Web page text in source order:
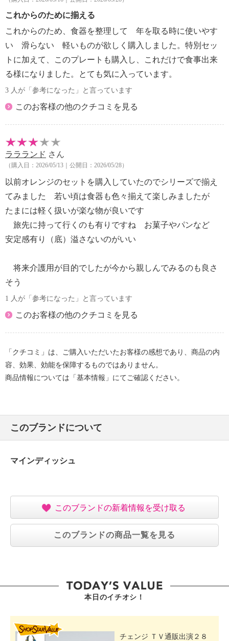
これからのために揃える
これからのため、食器を整理して 年を取る時に使いやす
い 滑らない 軽いものが欲しく購入しました。特別セッ
トに加えて、このプレートも購入し、これだけで食事出来
る様になりました。とても気に入っています。
3 人が「参考になった」と言っています
このお客様の他のクチコミを見る
ララランド さん
（購入日：2026/05/13｜公開日：2026/05/28）
以前オレンジのセットを購入していたのでシリーズで揃え
てみました 若い頃は食器も色々揃えて楽しみましたが
たまには軽く扱いが楽な物が良いです
旅先に持って行くのも有りですね お菓子やパンなど
安定感有り（底）溢さないのがいい
将来介護用が目的でしたが今から親しんでみるのも良さ
そう
1 人が「参考になった」と言っています
このお客様の他のクチコミを見る
「クチコミ」は、ご購入いただいたお客様の感想であり、商品の内
容、効果、効能を保障するものではありません。
商品情報については「基本情報」にてご確認ください。
このブランドについて
マインディッシュ
このブランドの新着情報を受け取る
このブランドの商品一覧を見る
本日のイチオシ！
チェンジ ＴＶ通販出演２８